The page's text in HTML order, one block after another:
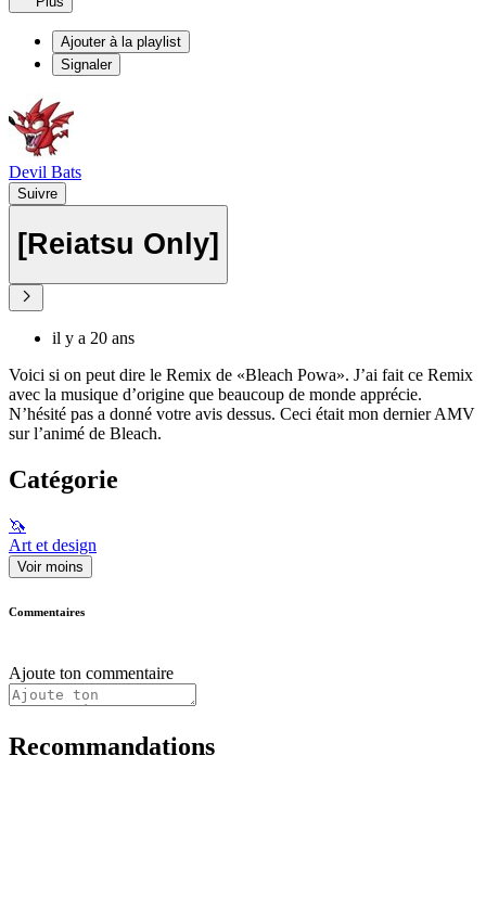
Ajouter à la playlist
Signaler
Devil Bats
Suivre
[Reiatsu Only]
il y a 20 ans
Voici si on peut dire le Remix de «Bleach Powa». J’ai fait ce Remix
avec la musique d’origine que beaucoup de monde apprécie.
N’hésité pas a donné votre avis dessus. Ceci était mon dernier AMV
sur l’animé de Bleach.
Catégorie
🦄
Art et design
Voir moins
Commentaires
Ajoute ton commentaire
Recommandations